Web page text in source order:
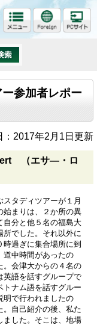
参加者レポー
2017年2月1日更新
（エサ―・ロ
タディツアーが１月
始まりは、２か所の異
自分と他５名の福島大
所でした。それ以外に
過ぎに集合場所に到
道中時間があったの
。会津大からの４名の
英語を話すグループで
トナム語を話すグルー
明で行われましたの
。自己紹介の後、私た
ました。そこは、地場